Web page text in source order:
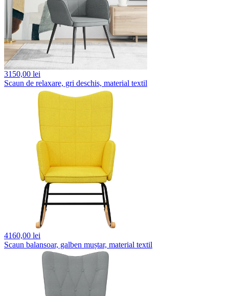
3150,00 lei
Scaun de relaxare, gri deschis, material textil
4160,00 lei
Scaun balansoar, galben muștar, material textil